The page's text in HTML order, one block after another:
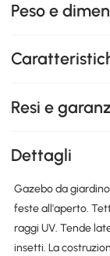
Peso e
Resi e
Dettagli
Gazebo da
feste all'aperto.
raggi UV. Tende
insetti. La